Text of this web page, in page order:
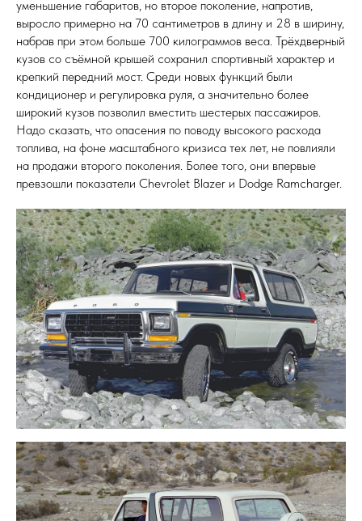
уменьшение габаритов, но второе поколение, напротив,
выросло примерно на 70 сантиметров в длину и 28 в ширину,
набрав при этом больше 700 килограммов веса. Трёхдверный
кузов со съёмной крышей сохранил спортивный характер и
крепкий передний мост. Среди новых функций были
кондиционер и регулировка руля, а значительно более
широкий кузов позволил вместить шестерых пассажиров.
Надо сказать, что опасения по поводу высокого расхода
топлива, на фоне масштабного кризиса тех лет, не повлияли
на продажи второго поколения. Более того, они впервые
превзошли показатели Chevrolet Blazer и Dodge Ramcharger.